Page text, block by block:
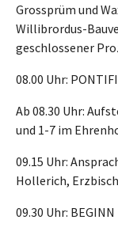
Grossprüm und
Willibrordus-
geschlossener
08.00 Uhr:
Ab 08.30 Uhr:
und 1-7 im
09.15 Uhr:
Hollerich,
09.30 Uhr: BEGINN